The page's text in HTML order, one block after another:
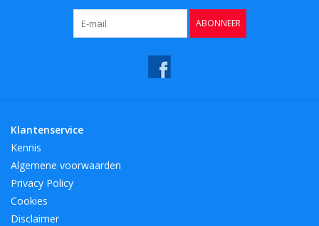
ABONNEER
Klantenservice
Kennis
Algemene voorwaarden
Privacy Policy
Cookies
Disclaimer